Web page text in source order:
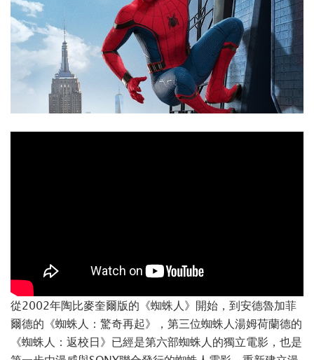
從2002年陶比麥奎爾版的《蜘蛛人》開始，到安德魯加菲
爾德的《蜘蛛人：驚奇再起》，第三位蜘蛛人湯姆荷蘭德的
《蜘蛛人：返校日》已經是第六部蜘蛛人的獨立電影，也是